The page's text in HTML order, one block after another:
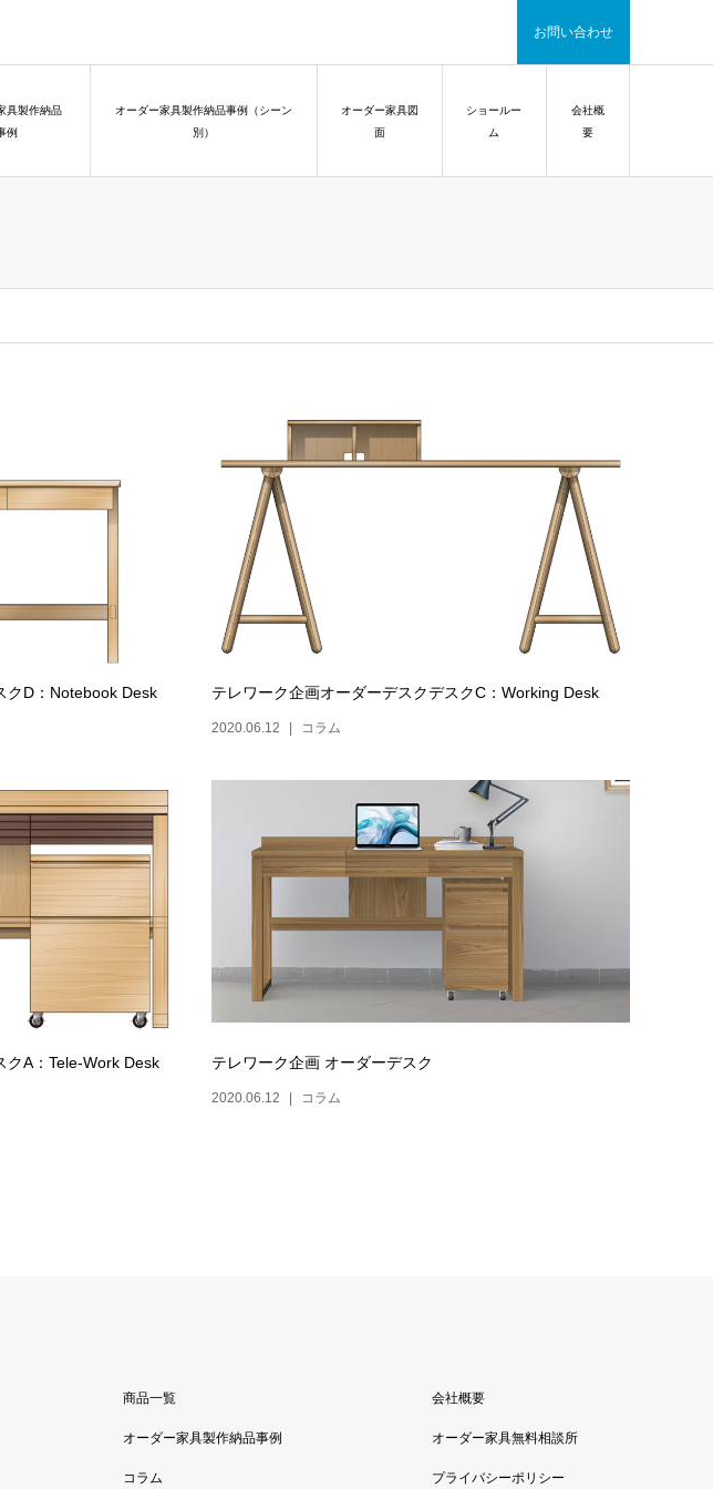
お問い合わせ
具製作納品
例
オーダー家具製作納品事例（シーン
別）
オーダー家具図
面
ショールー
ム
会社概
要
クD：Notebook Desk テレワーク企画オーダーデスクデスクC：Working Desk
2020.06.12 コラム
クA：Tele-Work Desk テレワーク企画 オーダーデスク
2020.06.12 コラム
商品一覧
オーダー家具製作納品事例
コラム
会社概要
オーダー家具無料相談所
プライバシーポリシー